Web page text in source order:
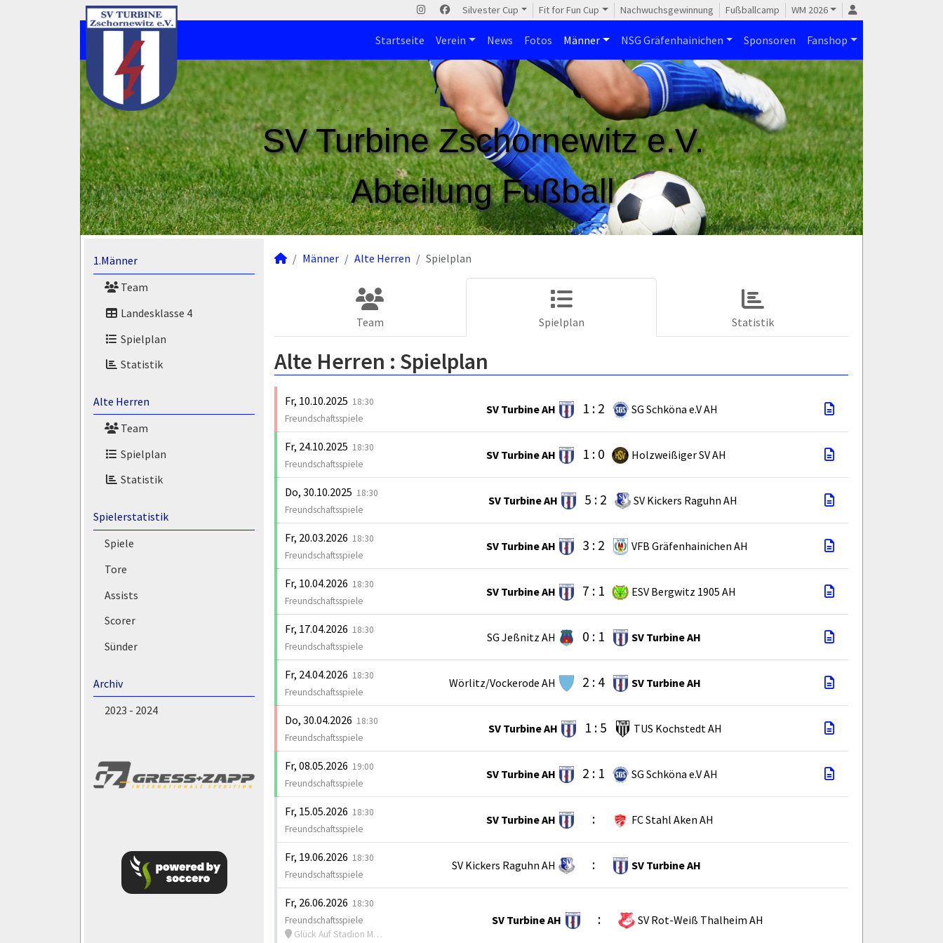
Silvester Cup Fit for Fun Cup Nachwuchsgewinnung Fußballcamp WM 2026
Startseite Verein News Fotos Männer NSG Gräfenhainichen Sponsoren Fanshop
SV Turbine Zschornewitz e.V.
Abteilung Fußball
1.Männer
Team
Landesklasse 4
Spielplan
Statistik
Alte Herren
Team
Spielplan
Statistik
Spielerstatistik
Spiele
Tore
Assists
Scorer
Sünder
Archiv
2023 - 2024
Männer Alte Herren Spielplan
Team Spielplan Statistik
Alte Herren : Spielplan
Fr, 10.10.2025 18:30
Freundschaftsspiele
SV Turbine AH 1 : 2 SG Schköna e.V AH
Fr, 24.10.2025 18:30
Freundschaftsspiele
SV Turbine AH 1 : 0 Holzweißiger SV AH
Do, 30.10.2025 18:30
Freundschaftsspiele
SV Turbine AH 5 : 2 SV Kickers Raguhn AH
Fr, 20.03.2026 18:30
Freundschaftsspiele
SV Turbine AH 3 : 2 VFB Gräfenhainichen AH
Fr, 10.04.2026 18:30
Freundschaftsspiele
SV Turbine AH 7 : 1 ESV Bergwitz 1905 AH
Fr, 17.04.2026 18:30
Freundschaftsspiele
SG Jeßnitz AH 0 : 1 SV Turbine AH
Fr, 24.04.2026 18:30
Freundschaftsspiele
Wörlitz/Vockerode AH 2 : 4 SV Turbine AH
Do, 30.04.2026 18:30
Freundschaftsspiele
SV Turbine AH 1 : 5 TUS Kochstedt AH
Fr, 08.05.2026 19:00
Freundschaftsspiele
SV Turbine AH 2 : 1 SG Schköna e.V AH
Fr, 15.05.2026 18:30
Freundschaftsspiele
SV Turbine AH : FC Stahl Aken AH
Fr, 19.06.2026 18:30
Freundschaftsspiele
SV Kickers Raguhn AH : SV Turbine AH
Fr, 26.06.2026 18:30
Freundschaftsspiele
Glück Auf Stadion Möhlau
SV Turbine AH : SV Rot-Weiß Thalheim AH